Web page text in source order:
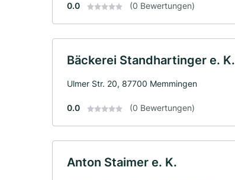
0.0 (0 Bewertungen)
Bäckerei Standhartinger e. K.
Ulmer Str. 20, 87700 Memmingen
0.0 (0 Bewertungen)
Anton Staimer e. K.